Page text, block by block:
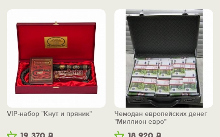
VIP-набор "Кнут и пряник"
Чемодан европейских денег
"Миллион евро"